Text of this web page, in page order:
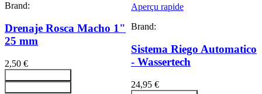
Brand:
Drenaje Rosca Macho 1"
25 mm
2,50 €
Aperçu rapide
Brand:
Sistema Riego Automatico
- Wassertech
24,95 €